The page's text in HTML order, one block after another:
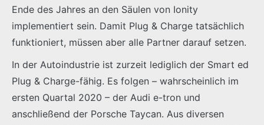
Ende des Jahres an den Säulen von Ionity
implementiert sein. Damit Plug & Charge tatsächlich
funktioniert, müssen aber alle Partner darauf setzen.
In der Autoindustrie ist zurzeit lediglich der Smart ed
Plug & Charge-fähig. Es folgen – wahrscheinlich im
ersten Quartal 2020 – der Audi e-tron und
anschließend der Porsche Taycan. Aus diversen